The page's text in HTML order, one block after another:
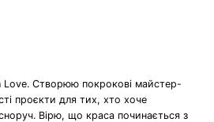
Love. Створюю покрокові майстер-
проєкти для тих, хто хоче
Вірю, що краса починається з